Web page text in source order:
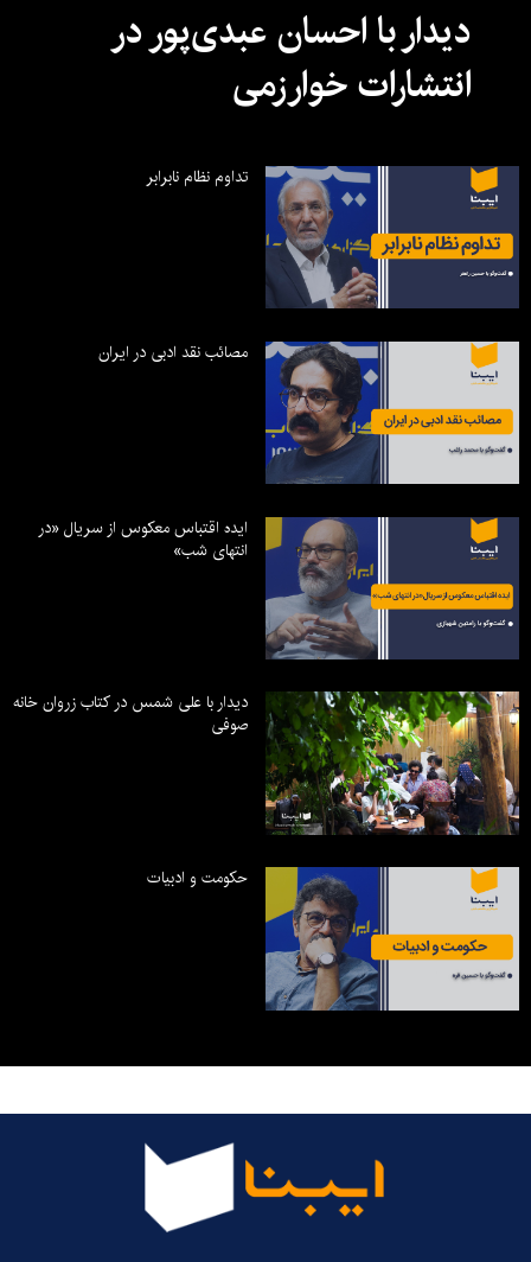
دیدار با احسان عبدی‌پور در
انتشارات خوارزمی
تداوم نظام نابرابر
مصائب نقد ادبی در ایران
ایده اقتباس معکوس از سریال «در
انتهای شب»
دیدار با علی شمس در کتاب زروان خانه
صوفی
حکومت و ادبیات